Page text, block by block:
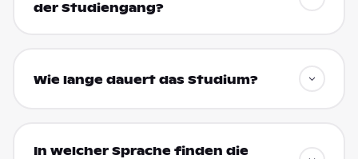
der Studiengang?
Wie lange dauert das Studium?
In welcher Sprache finden die